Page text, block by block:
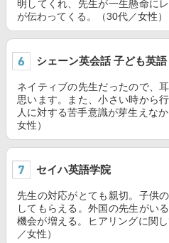
明してくれ、先生が一生懸命に
が伝わってくる。（30代／女性）
シェーン英会話 子ども英語
ネイティブの先生だったので、
思います。また、小さい時から
人に対する苦手意識が芽生えな
女性）
セイハ英語学院
先生の対応がとても親切。子供
してもらえる。外国の先生がい
機会が増える。ヒアリングに関
／女性）